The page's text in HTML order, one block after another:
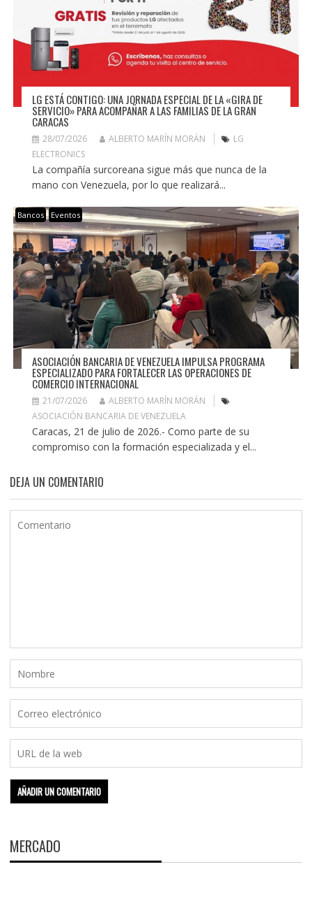
LG ESTÁ CONTIGO: UNA JORNADA ESPECIAL DE LA «GIRA DE
SERVICIO» PARA ACOMPAÑAR A LAS FAMILIAS DE LA GRAN
CARACAS
28/07/2026 ALBERTO MARÍN MORÁN
LG
ELECTRONICS
La compañía surcoreana sigue más que nunca de la
mano con Venezuela, por lo que realizará...
Bancos Eventos
ASOCIACIÓN BANCARIA DE VENEZUELA IMPULSA PROGRAMA
ESPECIALIZADO PARA FORTALECER LAS OPERACIONES DE
COMERCIO INTERNACIONAL
21/07/2026
ALBERTO MARÍN MORÁN
ASOCIACIÓN BANCARIA DE VENEZUELA
Caracas, 21 de julio de 2026.- Como parte de su
compromiso con la formación especializada y el...
DEJA UN COMENTARIO
MERCADO